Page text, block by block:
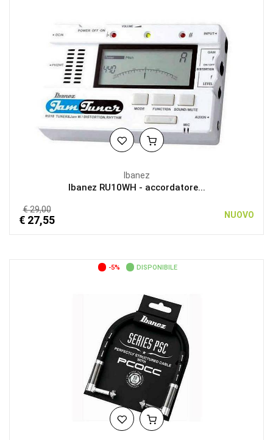
Ibanez
Ibanez RU10WH - accordatore...
€ 29,00
€ 27,55 NUOVO
-5% DISPONIBILE